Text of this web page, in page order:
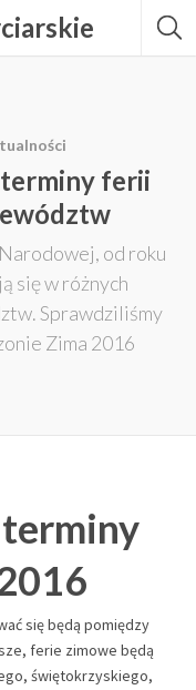
terminy ferii
od roku
się w różnych
Sprawdziliśmy
Zima 2016
się będą pomiędzy
ferie zimowe będą
świętokrzyskiego,